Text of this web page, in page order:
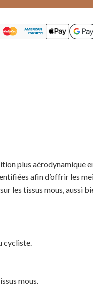
plus aérodynamique
afin d’offrir les
les tissus mous, aussi
cycliste.
mous.